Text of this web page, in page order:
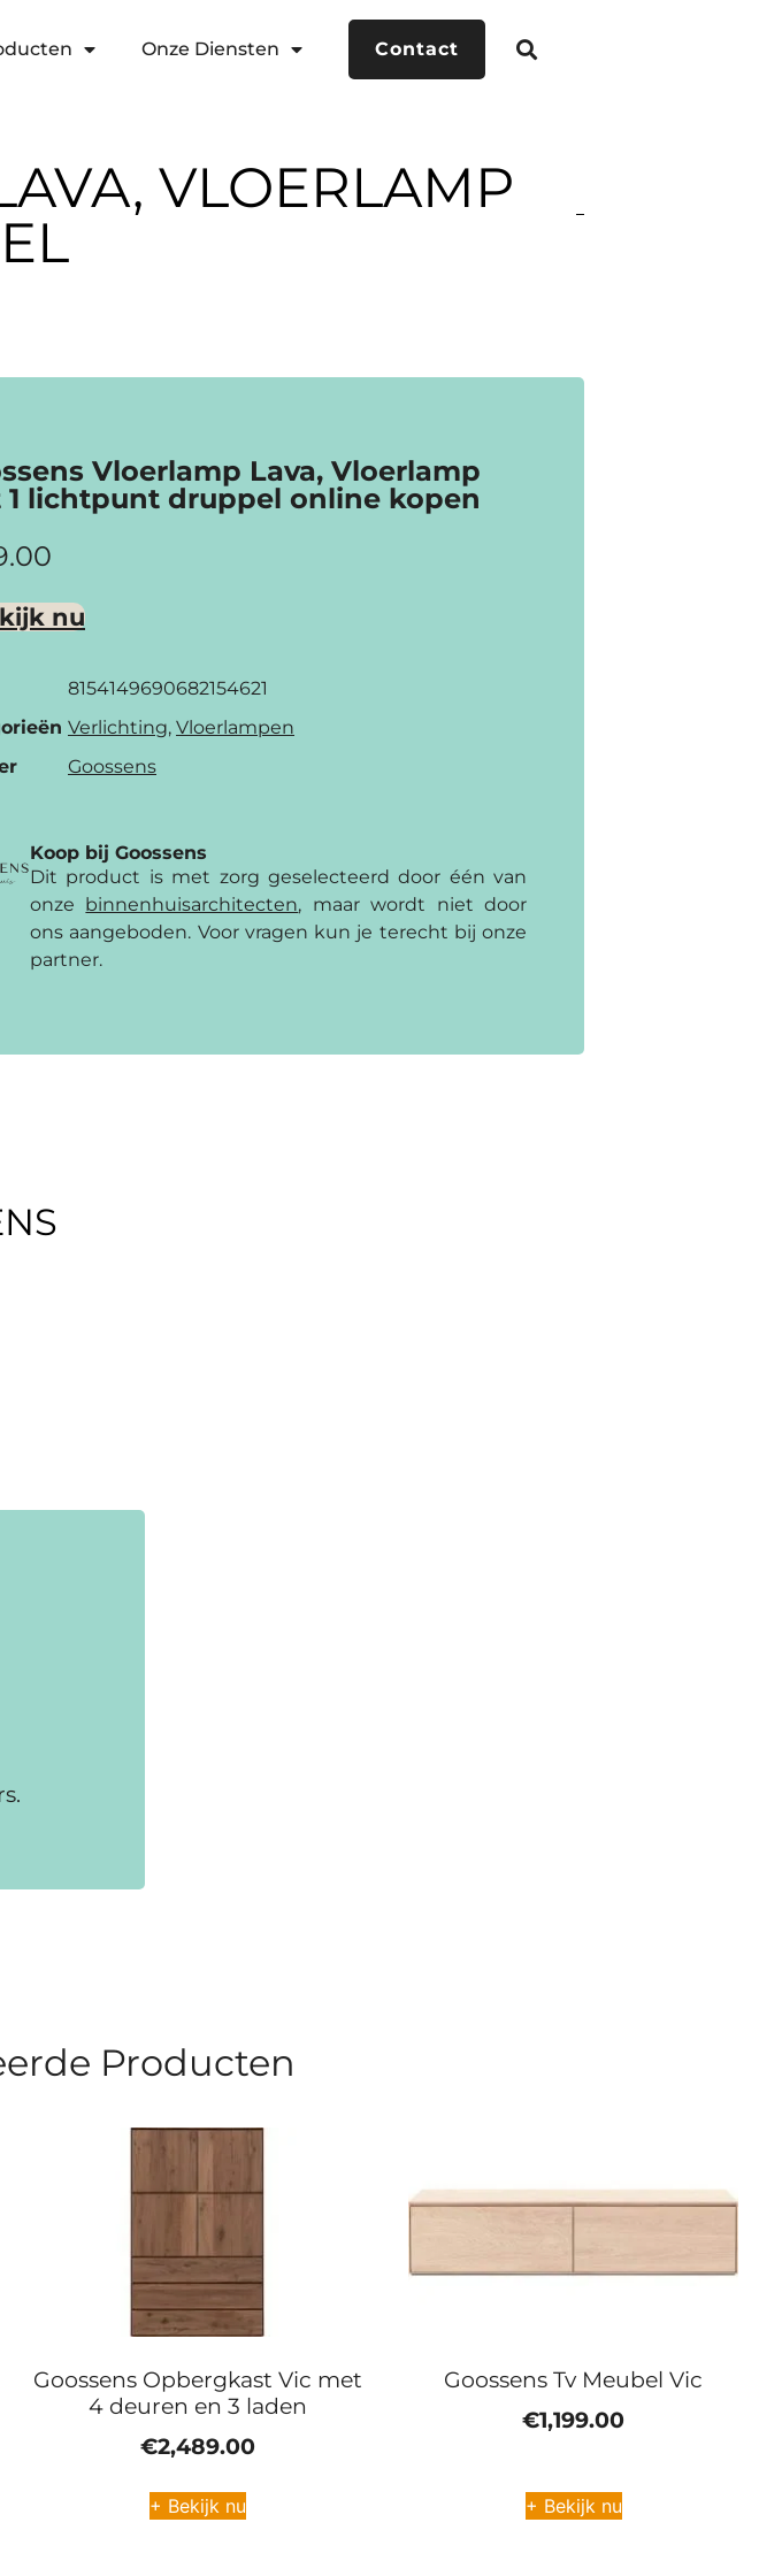
Onze Diensten Contact
VLOERLAMP
Vloerlamp Lava, Vloerlamp
1 lichtpunt druppel online kopen
nu
8154149690682154621
Verlichting, Vloerlampen
Goossens
Koop bij Goossens
Dit product is met zorg geselecteerd door één van
onze binnenhuis­architecten, maar wordt niet door
ons aangeboden. Voor vragen kun je terecht bij onze
partner.
Producten
Goossens Opbergkast Vic met
4 deuren en 3 laden
€2,489.00
+ Bekijk nu
Goossens Tv Meubel Vic
€1,199.00
+ Bekijk nu